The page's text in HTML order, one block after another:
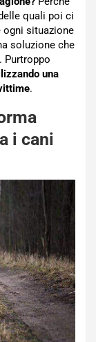
quali poi ci
ogni situazione
soluzione che
Purtroppo
una
.
i cani